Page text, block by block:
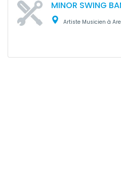
MINOR SWING
Artiste Musicien à